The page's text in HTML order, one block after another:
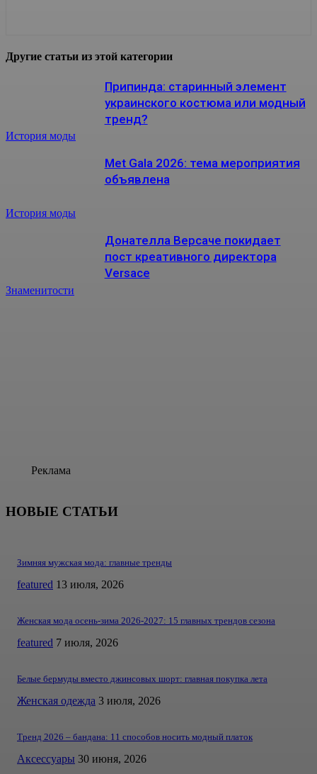
Другие статьи из этой категории
История моды
Припинда: старинный элемент
украинского костюма или модный
тренд?
История моды
Met Gala 2026: тема мероприятия
объявлена
Знаменитости
Донателла Версаче покидает
пост креативного директора
Versace
Реклама
НОВЫЕ СТАТЬИ
Зимняя мужская мода: главные тренды
featured 13 июля, 2026
Женская мода осень-зима 2026-2027: 15 главных трендов сезона
featured 7 июля, 2026
Белые бермуды вместо джинсовых шорт: главная покупка лета
Женская одежда 3 июля, 2026
Тренд 2026 – бандана: 11 способов носить модный платок
Аксессуары 30 июня, 2026